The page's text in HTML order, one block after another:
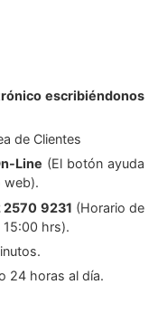
escribiéndonos
de Clientes
Line (El botón ayuda
web).
2570 9231 (Horario de
15:00 hrs).
24 horas al día.